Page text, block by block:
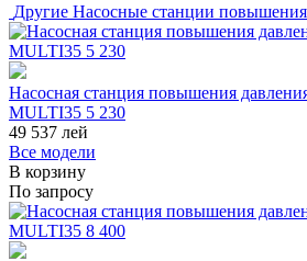
Другие Насосные станции
Насосная станция повышения
MULTI35 5 230
49 537 лей
Все модели
В корзину
По запросу